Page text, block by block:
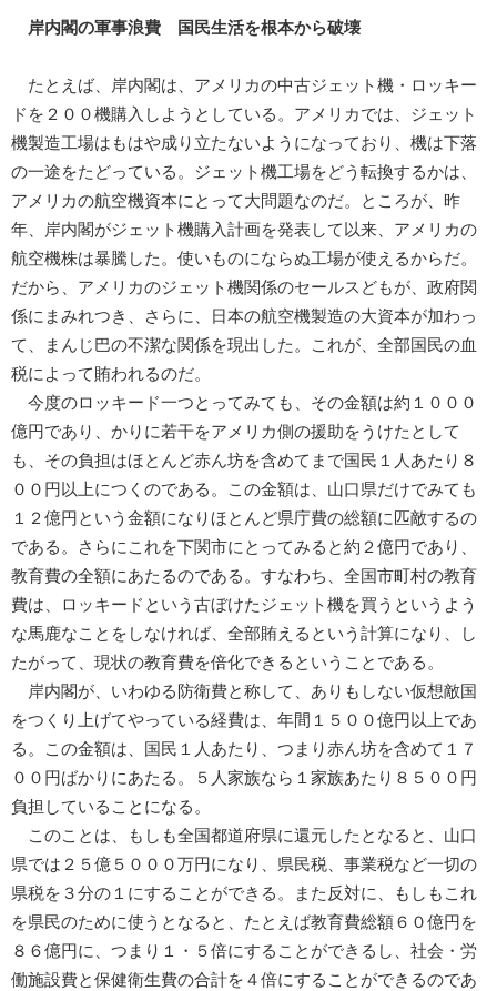
岸内閣の軍事浪費 国民生活を根本から破壊
たとえば、岸内閣は、アメリカの中古ジェット機・ロッキー
ドを２００機購入しようとしている。アメリカでは、ジェット
機製造工場はもはや成り立たないようになっており、機は下落
の一途をたどっている。ジェット機工場をどう転換するかは、
アメリカの航空機資本にとって大問題なのだ。ところが、昨
年、岸内閣がジェット機購入計画を発表して以来、アメリカの
航空機株は暴騰した。使いものにならぬ工場が使えるからだ。
だから、アメリカのジェット機関係のセールスどもが、政府関
係にまみれつき、さらに、日本の航空機製造の大資本が加わっ
て、まんじ巴の不潔な関係を現出した。これが、全部国民の血
税によって賄われるのだ。
今度のロッキード一つとってみても、その金額は約１０００
億円であり、かりに若干をアメリカ側の援助をうけたとして
も、その負担はほとんど赤ん坊を含めてまで国民１人あたり８
００円以上につくのである。この金額は、山口県だけでみても
１２億円という金額になりほとんど県庁費の総額に匹敵するの
である。さらにこれを下関市にとってみると約２億円であり、
教育費の全額にあたるのである。すなわち、全国市町村の教育
費は、ロッキードという古ぼけたジェット機を買うというよう
な馬鹿なことをしなければ、全部賄えるという計算になり、し
たがって、現状の教育費を倍化できるということである。
岸内閣が、いわゆる防衛費と称して、ありもしない仮想敵国
をつくり上げてやっている経費は、年間１５００億円以上であ
る。この金額は、国民１人あたり、つまり赤ん坊を含めて１７
００円ばかりにあたる。５人家族なら１家族あたり８５００円
負担していることになる。
このことは、もしも全国都道府県に還元したとなると、山口
県では２５億５０００万円になり、県民税、事業税など一切の
県税を３分の１にすることができる。また反対に、もしもこれ
を県民のために使うとなると、たとえば教育費総額６０億円を
８６億円に、つまり１・５倍にすることができるし、社会・労
働施設費と保健衛生費の合計を４倍にすることができるのであ